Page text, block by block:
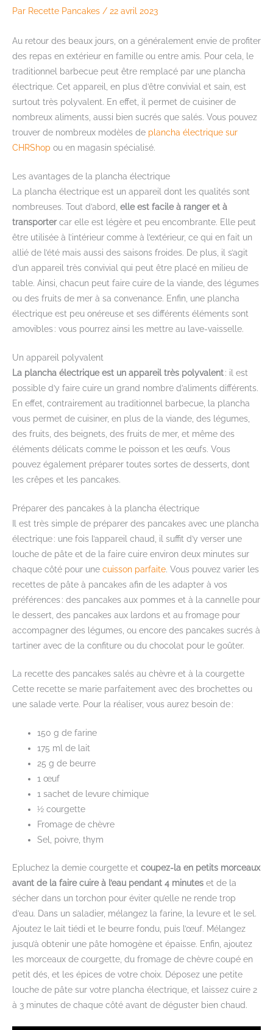
Par Recette Pancakes / 22 avril 2023
Au retour des beaux jours, on a généralement envie de profiter
des repas en extérieur en famille ou entre amis. Pour cela, le
traditionnel barbecue peut être remplacé par une plancha
électrique. Cet appareil, en plus d’être convivial et sain, est
surtout très polyvalent. En effet, il permet de cuisiner de
nombreux aliments, aussi bien sucrés que salés. Vous pouvez
trouver de nombreux modèles de plancha électrique sur
CHRShop ou en magasin spécialisé.
Les avantages de la plancha électrique
La plancha électrique est un appareil dont les qualités sont
nombreuses. Tout d’abord, elle est facile à ranger et à
transportercar elle est légère et peu encombrante. Elle peut
être utilisée à l’intérieur comme à l’extérieur, ce qui en fait un
allié de l’été mais aussi des saisons froides. De plus, il s’agit
d’un appareil très convivial qui peut être placé en milieu de
table. Ainsi, chacun peut faire cuire de la viande, des légumes
ou des fruits de mer à sa convenance. Enfin, une plancha
électrique est peu onéreuse et ses différents éléments sont
amovibles : vous pourrez ainsi les mettre au lave-vaisselle.
Un appareil polyvalent
La plancha électrique est un appareil très polyvalent: il est
possible d’y faire cuire un grand nombre d’aliments différents.
En effet, contrairement au traditionnel barbecue, la plancha
vous permet de cuisiner, en plus de la viande, des légumes,
des fruits, des beignets, des fruits de mer, et même des
éléments délicats comme le poisson et les œufs. Vous
pouvez également préparer toutes sortes de desserts, dont
les crêpes et les pancakes.
Préparer des pancakes à la plancha électrique
Il est très simple de préparer des pancakes avec une plancha
électrique : une fois l’appareil chaud, il suffit d’y verser une
louche de pâte et de la faire cuire environ deux minutes sur
chaque côté pour une cuisson parfaite. Vous pouvez varier les
recettes de pâte à pancakes afin de les adapter à vos
préférences : des pancakes aux pommes et à la cannelle pour
le dessert, des pancakes aux lardons et au fromage pour
accompagner des légumes, ou encore des pancakes sucrés à
tartiner avec de la confiture ou du chocolat pour le goûter.
La recette des pancakes salés au chèvre et à la courgette
Cette recette se marie parfaitement avec des brochettes ou
une salade verte. Pour la réaliser, vous aurez besoin de :
150 g de farine
175 ml de lait
25 g de beurre
1 œuf
1 sachet de levure chimique
½ courgette
Fromage de chèvre
Sel, poivre, thym
Epluchez la demie courgette et coupez-la en petits morceaux
avant de la faire cuire à l’eau pendant 4 minutes et de la
sécher dans un torchon pour éviter qu’elle ne rende trop
d’eau. Dans un saladier, mélangez la farine, la levure et le sel.
Ajoutez le lait tiédi et le beurre fondu, puis l’œuf. Mélangez
jusqu’à obtenir une pâte homogène et épaisse. Enfin, ajoutez
les morceaux de courgette, du fromage de chèvre coupé en
petit dés, et les épices de votre choix. Déposez une petite
louche de pâte sur votre plancha électrique, et laissez cuire 2
à 3 minutes de chaque côté avant de déguster bien chaud.